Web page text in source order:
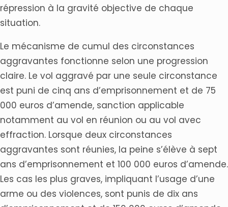
répression à la gravité objective de chaque
situation.
Le mécanisme de cumul des circonstances
aggravantes fonctionne selon une progression
claire. Le vol aggravé par une seule circonstance
est puni de cinq ans d’emprisonnement et de 75
000 euros d’amende, sanction applicable
notamment au vol en réunion ou au vol avec
effraction. Lorsque deux circonstances
aggravantes sont réunies, la peine s’élève à sept
ans d’emprisonnement et 100 000 euros d’amende.
Les cas les plus graves, impliquant l’usage d’une
arme ou des violences, sont punis de dix ans